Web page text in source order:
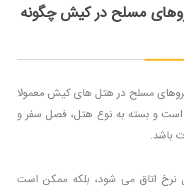
مسلح در کیش چگونه
مسلح در هتل های کیش معمولا
متغیر است و بسته به نوع هتل، فصل سفر و
باشد.
نرخ اتاق می شود، بلکه ممکن است